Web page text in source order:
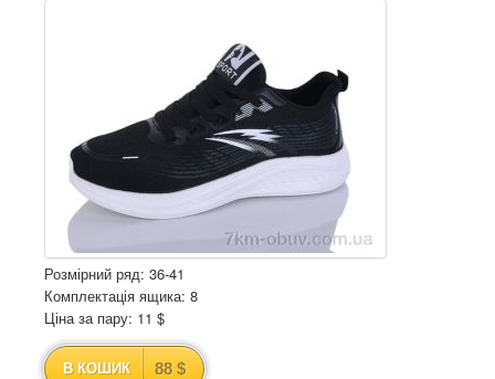
Розмірний ряд: 36-41
Комплектація ящика: 8
Ціна за пару: 11 $
В КОШИК 88 $